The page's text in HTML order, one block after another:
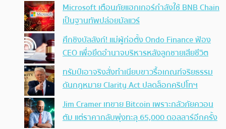
Microsoft เตือนภัยแฮกเกอร์กำลังใช้ BNB Chain
เป็นฐานทัพปล่อยมัลแวร์
ศึกชิงบัลลังก์! แม่ผู้ก่อตั้ง Ondo Finance ฟ้อง
CEO เพื่อยึดอำนาจบริหารหลังลูกชายเสียชีวิต
ทรัมป์เอาจริง สั่งทำเนียบขาวรื้อเกณฑ์จริยธรรม
ดันกฎหมาย Clarity Act ปลดล็อกคริปโทฯ
Jim Cramer เทขาย Bitcoin เพราะกลัวภัยควอน
ตัม แต่ราคากลับพุ่งทะลุ 65,000 ดอลลาร์อีกครั้ง